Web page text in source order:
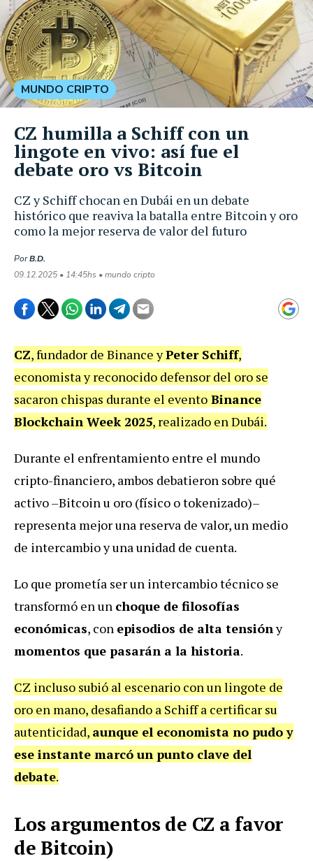
CZ y Schiff chocan en Dubái en un debate
histórico que reaviva la batalla entre Bitcoin y oro
como la mejor reserva de valor del futuro
PorB.D.
09.12.2025 • 14:45hs • mundo cripto
MUNDO CRIPTO
CZ humilla a Schiff con un
lingote en vivo: así fue el
debate oro vs Bitcoin
CZ, fundador de Binance yPeter Schiff,
economista y reconocido defensor del oro se
sacaron chispas durante el evento Binance
Blockchain Week 2025, realizado en Dubái.
Durante el enfrentamiento entre el mundo
cripto-financiero, ambos debatieron sobre qué
activo –Bitcoin u oro (físico o tokenizado)–
representa mejor una reserva de valor, un medio
de intercambio y una unidad de cuenta.
Lo que prometía ser un intercambio técnico se
transformó en un choque de filosofías
económicas, con episodios de alta tensióny
momentos que pasarán a la historia.
CZ incluso subió al escenario con un lingote de
oro en mano, desafiando a Schiff a certificar su
autenticidad, aunque el economista no pudo y
ese instante marcó un punto clave del
debate.
Los argumentos de CZ a favor
de Bitcoin)